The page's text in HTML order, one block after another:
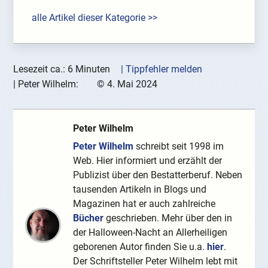
alle Artikel dieser Kategorie >>
Lesezeit ca.: 6 Minuten
| Tippfehler melden
| Peter Wilhelm: © 4. Mai 2024
Peter Wilhelm
Peter Wilhelm schreibt seit 1998 im
Web. Hier informiert und erzählt der
Publizist über den Bestatterberuf. Neben
tausenden Artikeln in Blogs und
Magazinen hat er auch zahlreiche
Bücher geschrieben. Mehr über den in
der Halloween-Nacht an Allerheiligen
geborenen Autor finden Sie u.a.hier.
Der Schriftsteller Peter Wilhelm lebt mit